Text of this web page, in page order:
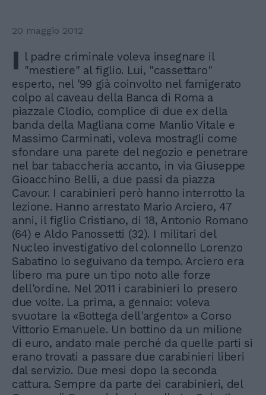
20 maggio 2012
I l padre criminale voleva insegnare il
"mestiere" al figlio. Lui, "cassettaro"
esperto, nel '99 già coinvolto nel famigerato
colpo al caveau della Banca di Roma a
piazzale Clodio, complice di due ex della
banda della Magliana come Manlio Vitale e
Massimo Carminati, voleva mostragli come
sfondare una parete del negozio e penetrare
nel bar tabaccheria accanto, in via Giuseppe
Gioacchino Belli, a due passi da piazza
Cavour. I carabinieri però hanno interrotto la
lezione. Hanno arrestato Mario Arciero, 47
anni, il figlio Cristiano, di 18, Antonio Romano
(64) e Aldo Panossetti (32). I militari del
Nucleo investigativo del colonnello Lorenzo
Sabatino lo seguivano da tempo. Arciero era
libero ma pure un tipo noto alle forze
dell'ordine. Nel 2011 i carabinieri lo presero
due volte. La prima, a gennaio: voleva
svuotare la «Bottega dell'argento» a Corso
Vittorio Emanuele. Un bottino da un milione
di euro, andato male perché da quelle parti si
erano trovati a passare due carabinieri liberi
dal servizio. Due mesi dopo la seconda
cattura. Sempre da parte dei carabinieri, del